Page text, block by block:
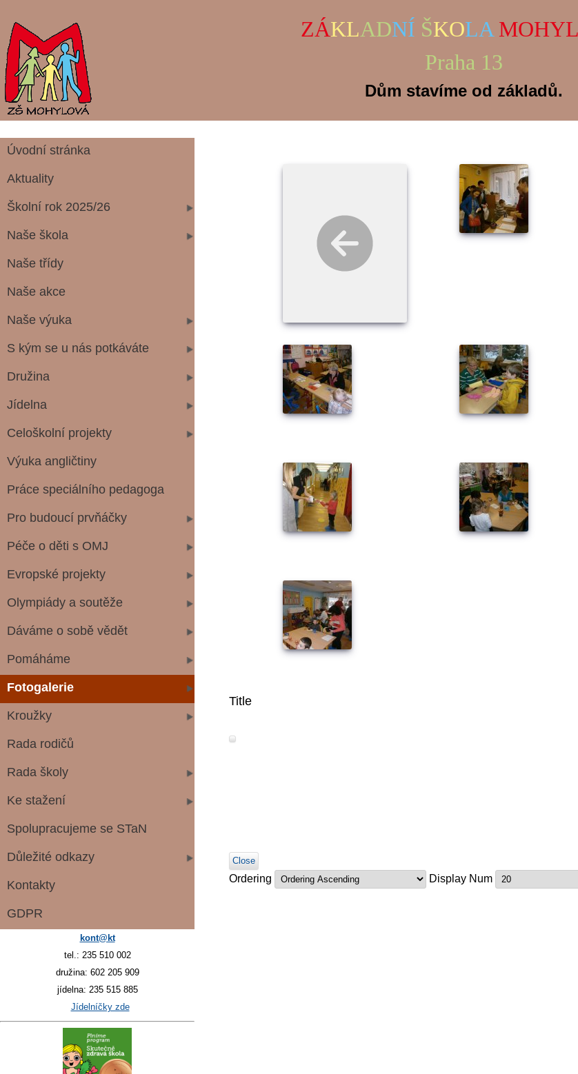
ZÁKLADNÍ ŠKOLA
Praha 13
Dům stavíme od základů.
Úvodní stránka
Aktuality
Školní rok 2025/26
Naše škola
Naše třídy
Naše akce
Naše výuka
S kým se u nás potkáváte
Družina
Jídelna
Celoškolní projekty
Výuka angličtiny
Práce speciálního pedagoga
Pro budoucí prvňáčky
Péče o děti s OMJ
Evropské projekty
Olympiády a soutěže
Dáváme o sobě vědět
Pomáháme
Fotogalerie
Kroužky
Rada rodičů
Rada školy
Ke stažení
Spolupracujeme se STaN
Důležité odkazy
Kontakty
GDPR
kont@kt
tel.: 235 510 002
družina: 602 205 909
jídelna: 235 515 885
Jídelníčky zde
Title
Close
Ordering Display Num